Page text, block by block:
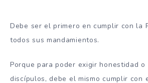
Debe ser el primero en cumplir con la
todos sus mandamientos.
Porque para poder exigir honestidad
discípulos, debe el mismo cumplir con